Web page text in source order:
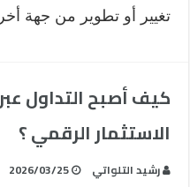
تغيير أو تطوير من جهة
كيف أصبح التداول
الاستثمار الرقمي ؟
رشيد التلواتي 2026/03/25